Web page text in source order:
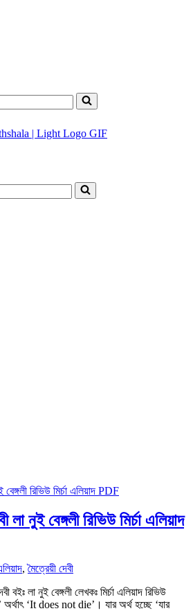
লা নুই বেঙ্গলী রিভিউ মির্চা এলিয়াদ
,মৈত্রেয়ী দেবী
বইঃ লা নুই বেঙ্গলী লেখকঃ মির্চা এলিয়াদ রিভিউ
অর্থাৎ ‘It does not die’। যার অর্থ হচ্ছে ‘যার